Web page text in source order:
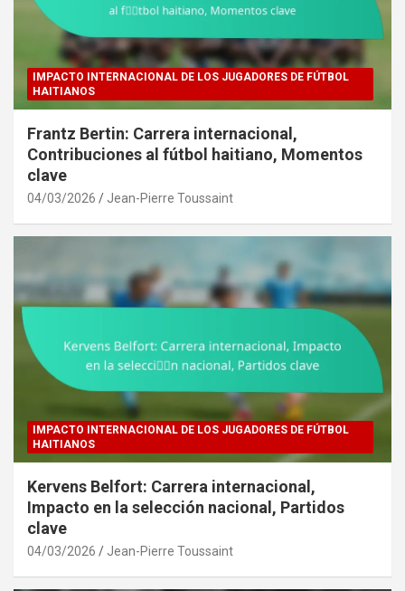
IMPACTO INTERNACIONAL DE LOS JUGADORES DE FÚTBOL
HAITIANOS
Frantz Bertin: Carrera internacional,
Contribuciones al fútbol haitiano, Momentos
clave
04/03/2026 Jean-Pierre Toussaint
IMPACTO INTERNACIONAL DE LOS JUGADORES DE FÚTBOL
HAITIANOS
Kervens Belfort: Carrera internacional,
Impacto en la selección nacional, Partidos
clave
04/03/2026 Jean-Pierre Toussaint